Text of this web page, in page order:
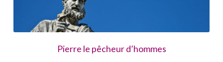
2024
Pierre le pêcheur d’hommes